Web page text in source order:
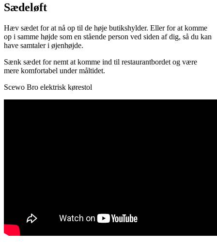
Sædeløft
Hæv sædet for at nå op til de høje butikshylder. Eller for at komme
op i samme højde som en stående person ved siden af dig, så du kan
have samtaler i øjenhøjde.
Sænk sædet for nemt at komme ind til restaurantbordet og være
mere komfortabel under måltidet.
Scewo Bro elektrisk kørestol